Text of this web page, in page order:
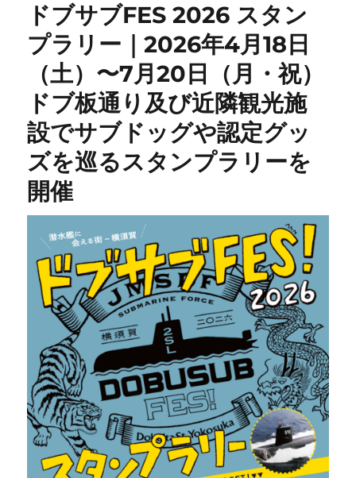
ドブサブFES 2026 スタン
プラリー｜2026年4月18日
（土）〜7月20日（月・祝）
ドブ板通り及び近隣観光施
設でサブドッグや認定グッ
ズを巡るスタンプラリーを
開催